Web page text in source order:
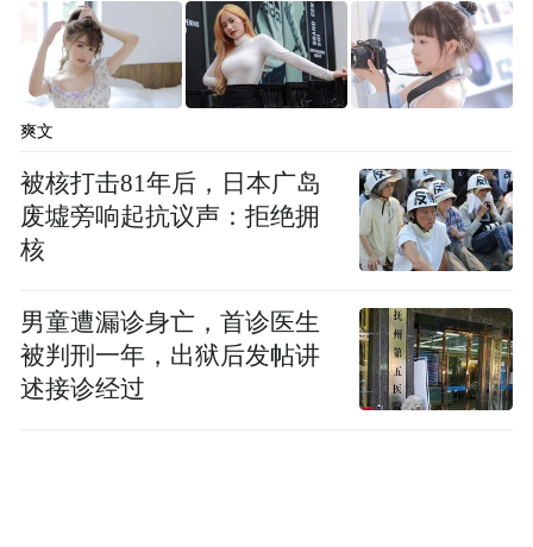
爽文
被核打击81年后，日本广岛
废墟旁响起抗议声：拒绝拥
核
男童遭漏诊身亡，首诊医生
被判刑一年，出狱后发帖讲
述接诊经过